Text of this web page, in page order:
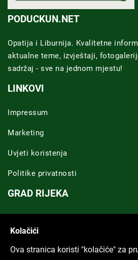
PODUCKUN.NET
Opatija i Liburnija. Kvalitetne
aktualne teme, izvještaji,
sadržaj - sve na jednom mjestu!
LINKOVI
Impressum
Marketing
Uvjeti koristenja
Politike privatnosti
GRAD RIJEKA
Kolačići
Ova stranica koristi "kolačiće" za